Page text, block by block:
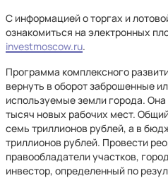
С информацией о торгах и
ознакомиться на электронных
investmoscow.ru.
Программа комплексного
вернуть в оборот заброшенные
используемые земли города. Она
тысяч новых рабочих мест.
семь триллионов рублей, а в
триллионов рублей. Провести
правообладатели участков,
инвестор, определенный по